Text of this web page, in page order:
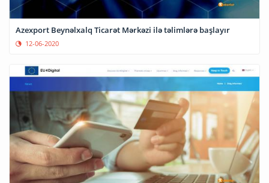
Azexport Beynəlxalq Ticarət Mərkəzi ilə təlimlərə başlayır
12-06-2020